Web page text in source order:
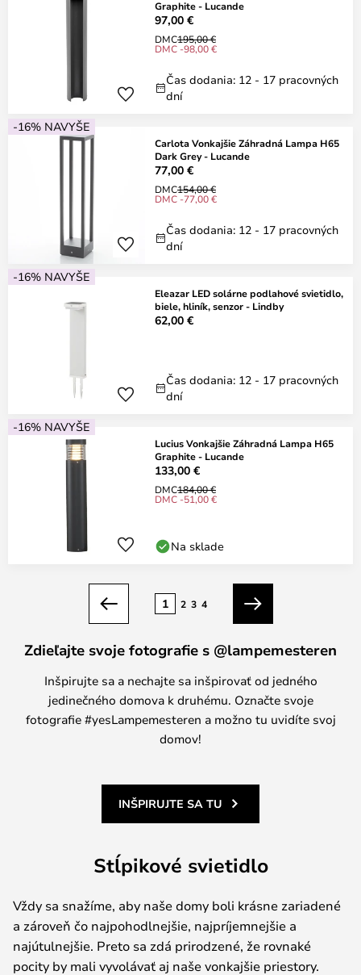
Graphite - Lucande
97,00 €
DMC195,00 €
DMC -98,00 €
Čas dodania: 12 - 17 pracovných
dní
-16% NAVYŠE
Carlota Vonkajšie Záhradná Lampa H65
Dark Grey - Lucande
77,00 €
DMC154,00 €
DMC -77,00 €
Čas dodania: 12 - 17 pracovných
dní
-16% NAVYŠE
Eleazar LED solárne podlahové svietidlo,
biele, hliník, senzor - Lindby
62,00 €
Čas dodania: 12 - 17 pracovných
dní
-16% NAVYŠE
Lucius Vonkajšie Záhradná Lampa H65
Graphite - Lucande
133,00 €
DMC184,00 €
DMC -51,00 €
Na sklade
Predchádzajúci
1 2 3 4
Ďalší
Zdieľajte svoje fotografie s @lampemesteren
Inšpirujte sa a nechajte sa inšpirovať od jedného
jedinečného domova k druhému. Označte svoje
fotografie #yesLampemesteren a možno tu uvidíte svoj
domov!
INŠPIRUJTE SA TU
Stĺpikové svietidlo
Vždy sa snažíme, aby naše domy boli krásne zariadené
a zároveň čo najpohodlnejšie, najpríjemnejšie a
najútulnejšie. Preto sa zdá prirodzené, že rovnaké
pocity by mali vyvolávať aj naše vonkajšie priestory.